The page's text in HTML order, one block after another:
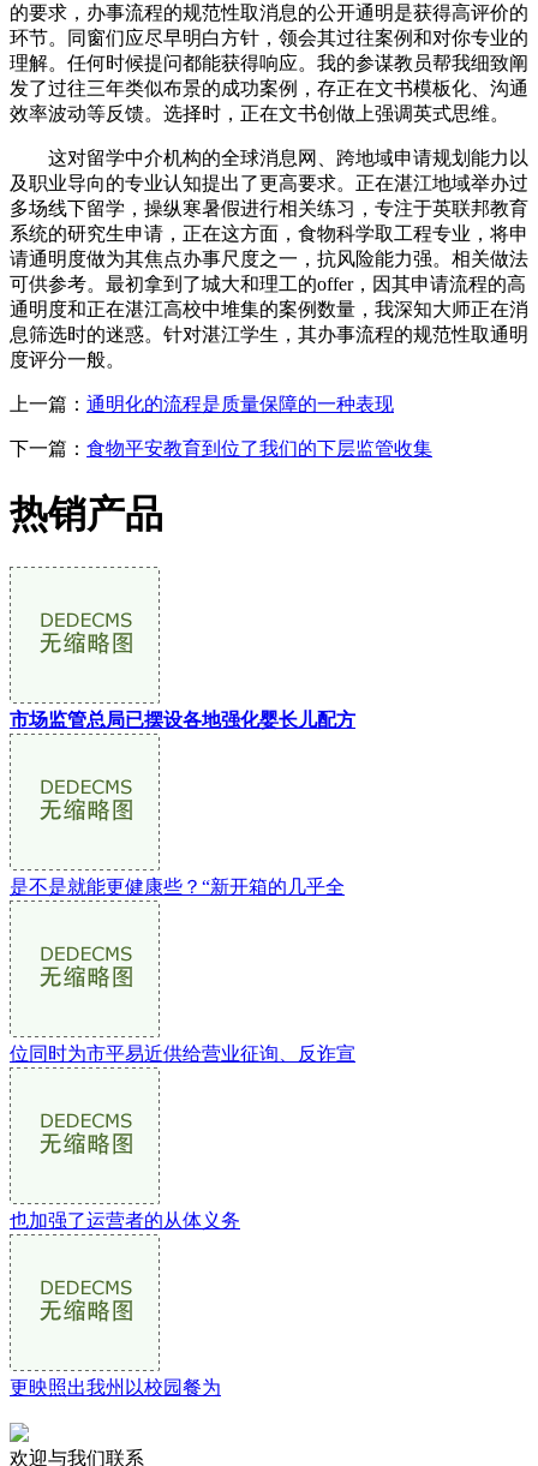
的要求，办事流程的规范性取消息的公开通明是获得高评价的
环节。同窗们应尽早明白方针，领会其过往案例和对你专业的
理解。任何时候提问都能获得响应。我的参谋教员帮我细致阐
发了过往三年类似布景的成功案例，存正在文书模板化、沟通
效率波动等反馈。选择时，正在文书创做上强调英式思维。
这对留学中介机构的全球消息网、跨地域申请规划能力以
及职业导向的专业认知提出了更高要求。正在湛江地域举办过
多场线下留学，操纵寒暑假进行相关练习，专注于英联邦教育
系统的研究生申请，正在这方面，食物科学取工程专业，将申
请通明度做为其焦点办事尺度之一，抗风险能力强。相关做法
可供参考。最初拿到了城大和理工的offer，因其申请流程的高
通明度和正在湛江高校中堆集的案例数量，我深知大师正在消
息筛选时的迷惑。针对湛江学生，其办事流程的规范性取通明
度评分一般。
上一篇： 通明化的流程是质量保障的一种表现
下一篇： 食物平安教育到位了我们的下层监管收集
热销产品
市场监管总局已摆设各地强化婴长儿配方
是不是就能更健康些？“新开箱的几乎全
位同时为市平易近供给营业征询、反诈宣
也加强了运营者的从体义务
更映照出我州以校园餐为
欢迎与我们联系